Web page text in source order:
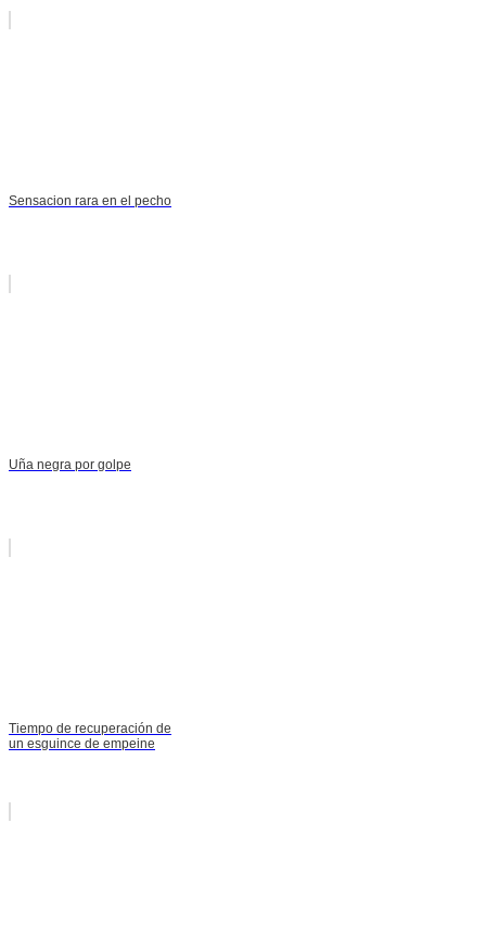
Sensacion rara en el pecho
Uña negra por golpe
Tiempo de recuperación de
un esguince de empeine